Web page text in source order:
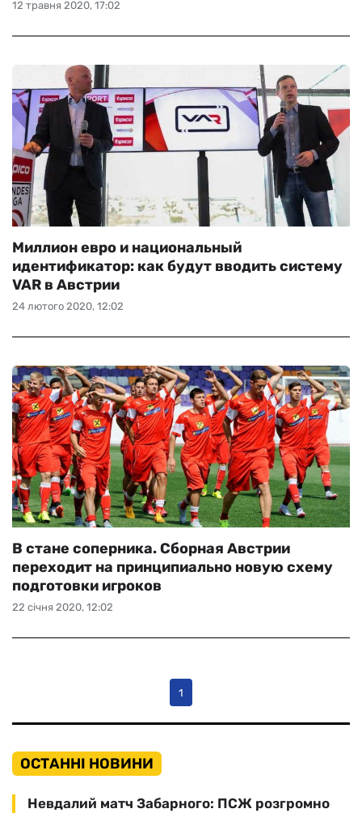
12 травня 2020, 17:02
24 лютого 2020, 12:02
Миллион евро и национальный
идентификатор: как будут вводить систему
VAR в Австрии
22 січня 2020, 12:02
В стане соперника. Сборная Австрии
переходит на принципиально новую схему
подготовки игроков
1
ОСТАННІ НОВИНИ
Невдалий матч Забарного: ПСЖ розгромно